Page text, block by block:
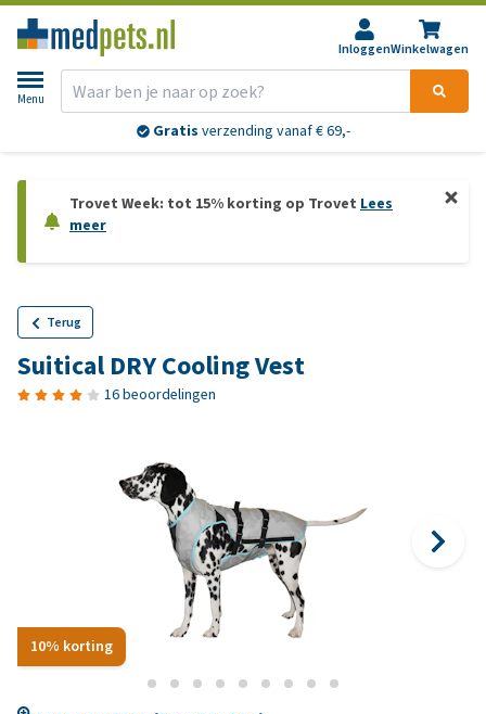
InloggenWinkelwagen
Menu
Gratis verzending vanaf € 69,-
Trovet Week: tot 15% korting op Trovet Lees
meer
Terug
Suitical DRY Cooling Vest
16 beoordelingen
10% korting